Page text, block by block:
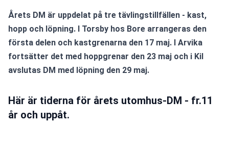
Årets DM är uppdelat på tre tävlingstillfällen - kast,
hopp och löpning. I Torsby hos Bore arrangeras den
första delen och kastgrenarna den 17 maj. I Arvika
fortsätter det med hoppgrenar den 23 maj och i Kil
avslutas DM med löpning den 29 maj.
Här är tiderna för årets utomhus-DM - fr.11
år och uppåt.